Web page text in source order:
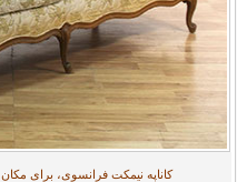
کاناپه نیمکت فرانسوی، برای